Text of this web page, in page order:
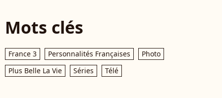
Mots clés
France 3 Personnalités Françaises
Photo
Plus Belle La Vie
Séries Télé